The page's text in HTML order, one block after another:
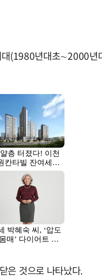
(1980년대초∼2000년
은 것으로 나타났다.